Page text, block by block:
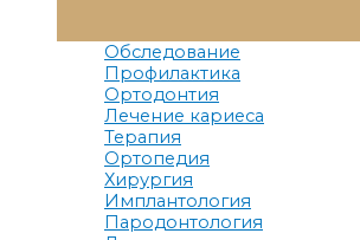
Меню
Обследование
Профилактика
Ортодонтия
Лечение кариеса
Терапия
Ортопедия
Хирургия
Имплантология
Пародонтология